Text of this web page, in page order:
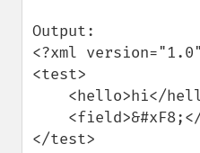
Output:
<?xml
<test>
</test>